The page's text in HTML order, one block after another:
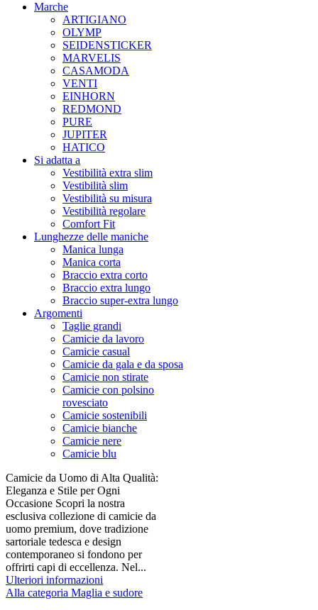
Marche
ARTIGIANO
OLYMP
SEIDENSTICKER
MARVELIS
CASAMODA
VENTI
EINHORN
REDMOND
PURE
JUPITER
HATICO
Si adatta a
Vestibilità extra slim
Vestibilità slim
Vestibilità su misura
Vestibilità regolare
Comfort Fit
Lunghezze delle maniche
Manica lunga
Manica corta
Braccio extra corto
Braccio extra lungo
Braccio super-extra lungo
Argomenti
Taglie grandi
Camicie da lavoro
Camicie casual
Camicie da gala e da sposa
Camicie non stirate
Camicie con polsino
rovesciato
Camicie sostenibili
Camicie bianche
Camicie nere
Camicie blu
Camicie da Uomo di Alta Qualità:
Eleganza e Stile per Ogni
Occasione Scopri la nostra
esclusiva collezione di camicie da
uomo premium, dove tradizione
sartoriale tedesca e design
contemporaneo si fondono per
offrirti capi di eccellenza. Nel...
Ulteriori informazioni
Alla categoria Maglia e sudore